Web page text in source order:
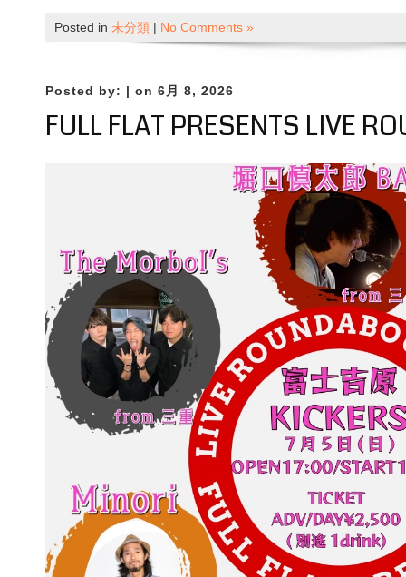
Posted in 未分類 | No Comments »
Posted by: | on 6月 8, 2026
FULL FLAT PRESENTS LIVE